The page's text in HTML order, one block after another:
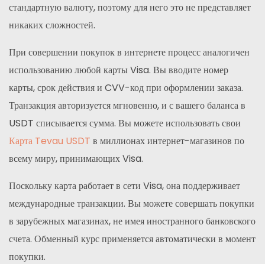
стандартную валюту, поэтому для него это не представляет
никаких сложностей.
При совершении покупок в интернете процесс аналогичен
использованию любой карты Visa. Вы вводите номер
карты, срок действия и CVV-код при оформлении заказа.
Транзакция авторизуется мгновенно, и с вашего баланса в
USDT списывается сумма. Вы можете использовать свои
Карта Tevau USDT в миллионах интернет-магазинов по
всему миру, принимающих Visa.
Поскольку карта работает в сети Visa, она поддерживает
международные транзакции. Вы можете совершать покупки
в зарубежных магазинах, не имея иностранного банковского
счета. Обменный курс применяется автоматически в момент
покупки.